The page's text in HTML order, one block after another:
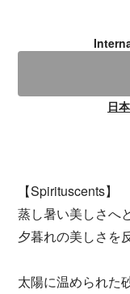
日
【Spirituscents】
蒸し暑い美しさへ
夕暮れの美しさを
太陽に温められた